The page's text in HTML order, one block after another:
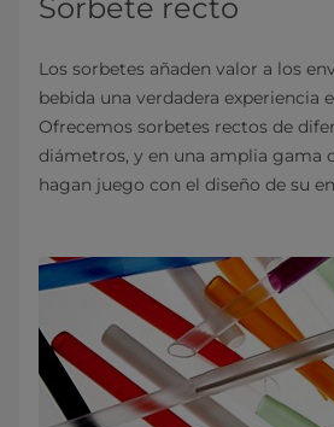
Sorbete recto
Los sorbetes añaden valor a los
bebida una verdadera experiencia
Ofrecemos sorbetes rectos de
diámetros, y en una amplia gama
hagan juego con el diseño de su